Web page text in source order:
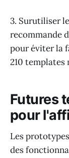
3. Surutiliser
recommande
pour éviter la
210
Futures
pour
Les
des